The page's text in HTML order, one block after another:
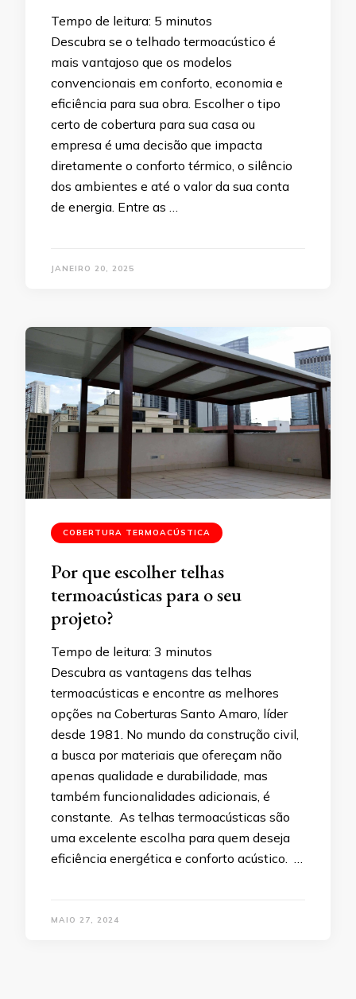
Tempo de leitura: 5 minutos
Descubra se o telhado termoacústico é
mais vantajoso que os modelos
convencionais em conforto, economia e
eficiência para sua obra. Escolher o tipo
certo de cobertura para sua casa ou
empresa é uma decisão que impacta
diretamente o conforto térmico, o silêncio
dos ambientes e até o valor da sua conta
de energia. Entre as …
JANEIRO 20, 2025
COBERTURA TERMOACÚSTICA
Por que escolher telhas
termoacústicas para o seu
projeto?
Tempo de leitura: 3 minutos
Descubra as vantagens das telhas
termoacústicas e encontre as melhores
opções na Coberturas Santo Amaro, líder
desde 1981. No mundo da construção civil,
a busca por materiais que ofereçam não
apenas qualidade e durabilidade, mas
também funcionalidades adicionais, é
constante. As telhas termoacústicas são
uma excelente escolha para quem deseja
eficiência energética e conforto acústico. …
MAIO 27, 2024